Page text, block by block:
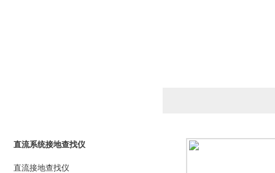
直流系统接地查找仪
直流接地查找仪